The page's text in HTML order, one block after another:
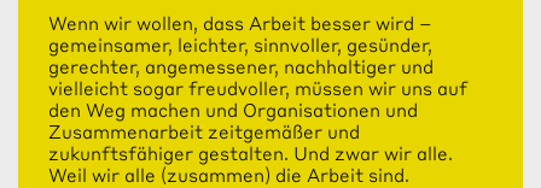
Wenn wir wollen, dass Arbeit besser wird –
gemeinsamer, leichter, sinnvoller, gesünder,
gerechter, angemessener, nachhaltiger und
vielleicht sogar freudvoller, müssen wir uns auf
den Weg machen und Organisationen und
Zusammenarbeit zeitgemäßer und
zukunftsfähiger gestalten. Und zwar wir alle.
Weil wir alle (zusammen) die Arbeit sind.